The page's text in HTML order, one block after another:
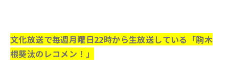
文化放送で毎週月曜日22時から生放送している「駒木
根葵汰のレコメン！」